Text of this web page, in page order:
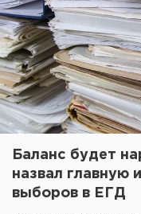
Баланс будет
назвал главную
выборов в ЕГД